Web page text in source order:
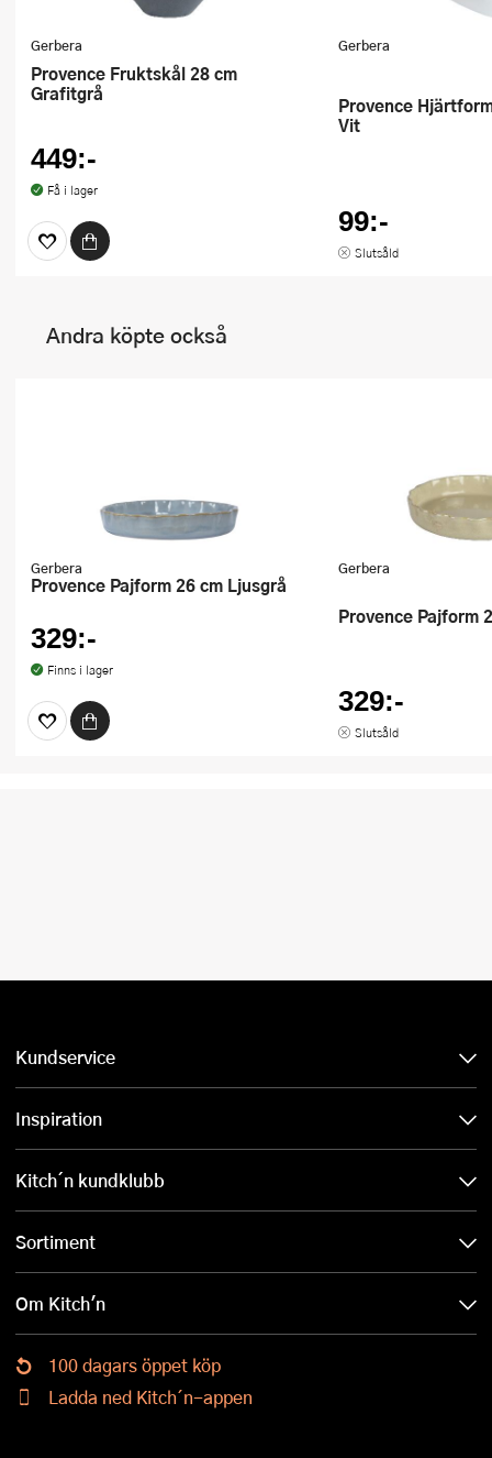
Gerbera
Provence Fruktskål 28 cm
Grafitgrå
449:-
Få i lager
Gerbera
Provence Hjärtformad Skål 11 cm
Vit
99:-
Slutsåld
Andra köpte också
Gerbera
Provence Pajform 26 cm Ljusgrå
329:-
Finns i lager
Gerbera
Provence Pajform
329:-
Slutsåld
Kundservice
Inspiration
Kitch´n kundklubb
Sortiment
Om Kitch'n
100 dagars öppet köp
Ladda ned Kitch´n-appen